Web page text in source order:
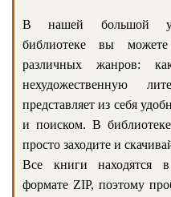
В нашей большой
библиотеке вы
различных жанров:
нехудожественную
представляет из себя
и поиском. В
просто заходите и
Все книги находятся
формате ZIP, поэтому